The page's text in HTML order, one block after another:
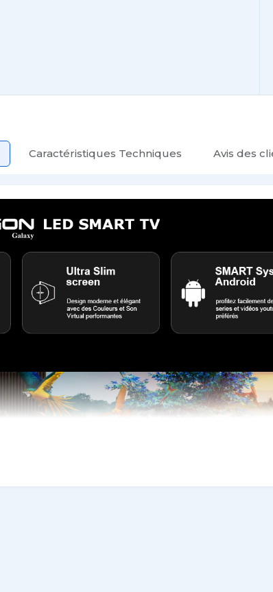
Caractéristiques Techniques Avis des